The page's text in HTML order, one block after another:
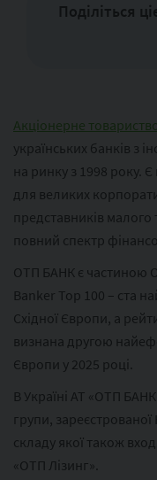
Поділіться
Акціонерне
українських банків з
на ринку з 1998 року.
для великих
представників малого
повний спектр
ОТП БАНК є частиною
Banker Top 100 – ста
Східної Європи, а
визнана другою
Європи у 2025 році.
В Україні АТ «ОТП
групи,
складу якої також
«ОТП Лізинг».